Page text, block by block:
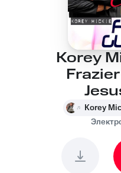
Korey
Korey